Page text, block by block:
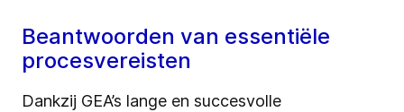
Beantwoorden van essentiële
procesvereisten
Dankzij GEA’s lange en succesvolle